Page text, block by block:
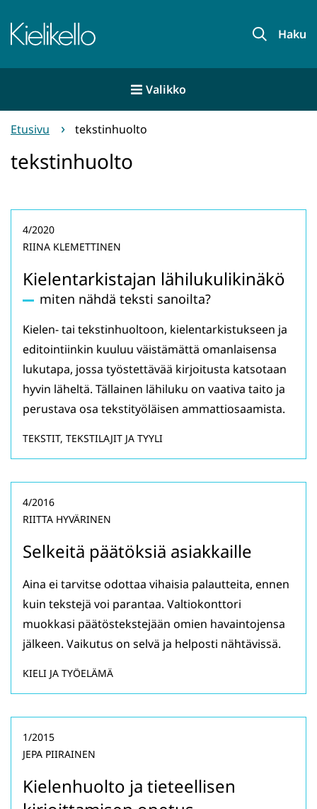
sisältöön
Etusivu Haku
Valikko
Etusivu tekstinhuolto
tekstinhuolto
Kielentarkistajan lähilukulikinäkö
miten nähdä teksti sanoilta?
4/2020
RIINA KLEMETTINEN
Kielen- tai tekstinhuoltoon, kielentarkistukseen ja
editointiinkin kuuluu väistämättä omanlaisensa
lukutapa, jossa työstettävää kirjoitusta katsotaan
hyvin läheltä. Tällainen lähiluku on vaativa taito ja
perustava osa tekstityöläisen ammattiosaamista.
TEKSTIT, TEKSTILAJIT JA TYYLI
Selkeitä päätöksiä asiakkaille
4/2016
RIITTA HYVÄRINEN
Aina ei tarvitse odottaa vihaisia palautteita, ennen
kuin tekstejä voi parantaa. Valtiokonttori
muokkasi päätöstekstejään omien havaintojensa
jälkeen. Vaikutus on selvä ja helposti nähtävissä.
KIELI JA TYÖELÄMÄ
Kielenhuolto ja tieteellisen
1/2015
JEPA PIIRAINEN